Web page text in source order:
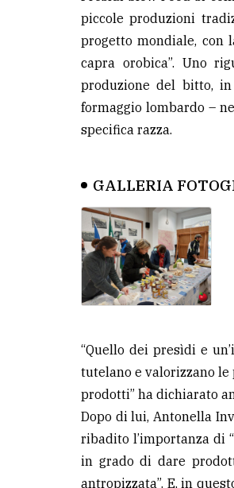
piccole produzioni
progetto mondiale, con
capra orobica”. Uno
produzione del bitto,
formaggio lombardo –
specifica razza.
GALLERIA
“Quello dei presìdi e
tutelano e valorizzano
prodotti” ha dichiarato
Dopo di lui, Antonella
ribadito l’importanza di
in grado di dare
antropizzata”. E, in